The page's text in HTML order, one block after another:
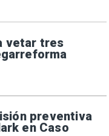
vetar tres
preventiva
en Caso